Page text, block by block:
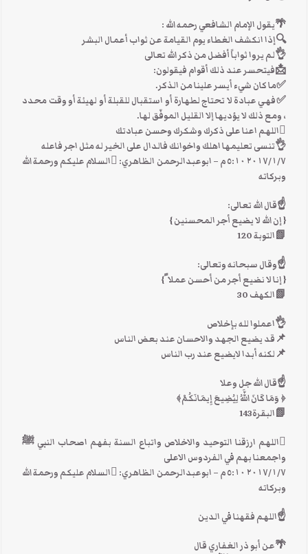
🌴يقول الإمام الشافعي رحمه الله :
🔍إذا انكشف الغطاء يوم القيامة عن ثواب أعمال البشر
👌لم يروا ثواباً أفضل من ذكر الله تعالى
📩فيتحسر عند ذلك أقوام فيقولون:
✅ما كان شيء أيسر علينا من الذكر.
✅فهي عبادة لا تحتاج لطهارة أو استقبال للقبلة أو لهيئة أو وقت محدد
، ومع ذلك لا يؤديها إلا القليل الموفّق لها.
اللهم اعنا على ذكرك وشكرك وحسن عبادتك
👌تنسى تعليمها اهلك واخوانك فالدال على الخير له مثل اجر فاعله
٧‏/١‏/٢٠١٧ ٥:١٠ م – ابوعبدالرحمن الظاهري: السلام عليكم ورحمة الله
وبركاته
☝قال الله تعالى:
{ إن الله لا يضيع أجر المحسنين }
📗التوبة 120
☝وقال سبحانه وتعالى:
{ إنا لا نضيع أجر من أحسن عملا ً}
📗الكهف 30
👌اعملوا لله بإخلاص
📌قد يضيع الجهد والاحسان عند بعض الناس
📌لكنه أبدا لايضيع عند رب الناس
☝قال الله جل وعلا
﴿ وَمَا كَانَ اللَّهُ لِيُضِيعَ إِيمَانَكُمْ﴾
📗البقرة143
اللهم ارزقنا التوحيد والاخلاص واتباع السنة بفهم اصحاب النبي ﷺ
واجمعنا بهم في الفردوس الاعلى
٧‏/١‏/٢٠١٧ ٥:١٠ م – ابوعبدالرحمن الظاهري: السلام عليكم ورحمة الله
وبركاته
☝اللهم فقهنا في الدين
🌴عن أبو ذر الغفاري قال